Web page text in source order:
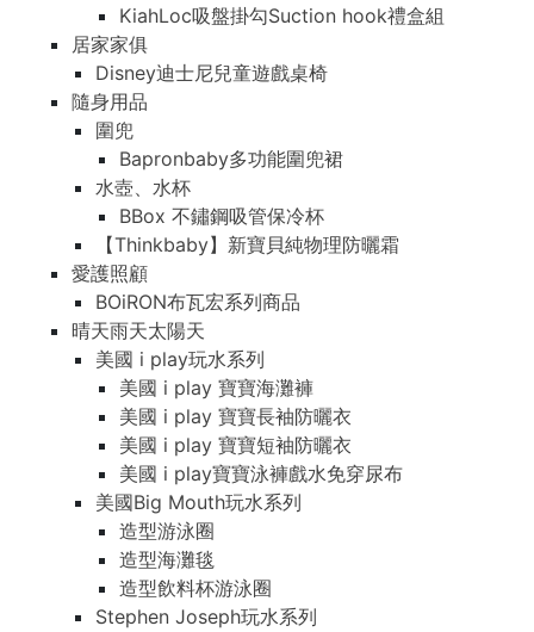
KiahLoc吸盤掛勾Suction hook禮盒組
居家家俱
Disney迪士尼兒童遊戲桌椅
隨身用品
圍兜
Bapronbaby多功能圍兜裙
水壺、水杯
BBox 不鏽鋼吸管保冷杯
【Thinkbaby】新寶貝純物理防曬霜
愛護照顧
BOiRON布瓦宏系列商品
晴天雨天太陽天
美國 i play玩水系列
美國 i play 寶寶海灘褲
美國 i play 寶寶長袖防曬衣
美國 i play 寶寶短袖防曬衣
美國 i play寶寶泳褲戲水免穿尿布
美國Big Mouth玩水系列
造型游泳圈
造型海灘毯
造型飲料杯游泳圈
Stephen Joseph玩水系列